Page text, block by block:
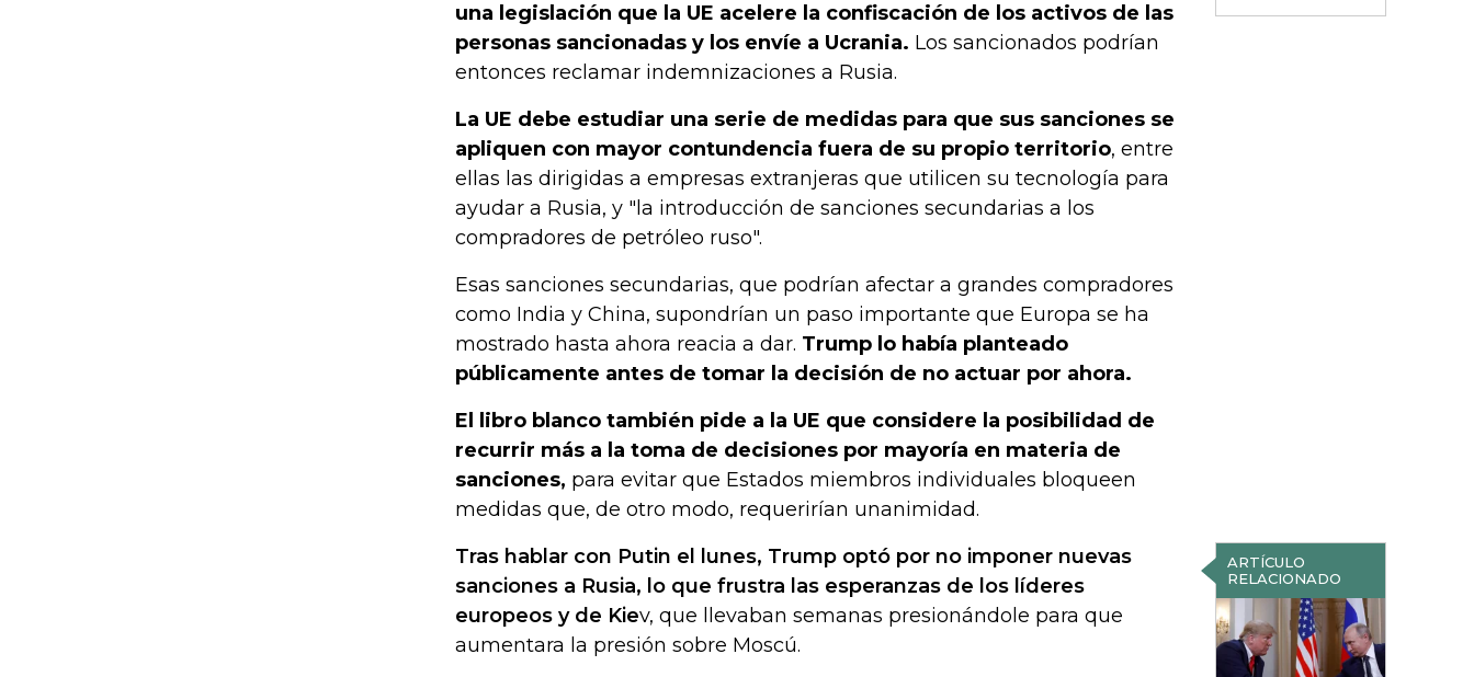
una legislación que la UE acelere la confiscación de los activos de las
personas sancionadas y los envíe a Ucrania. Los sancionados podrían
entonces reclamar indemnizaciones a Rusia.
La UE debe estudiar una serie de medidas para que sus sanciones se
apliquen con mayor contundencia fuera de su propio territorio, entre
ellas las dirigidas a empresas extranjeras que utilicen su tecnología para
ayudar a Rusia, y "la introducción de sanciones secundarias a los
compradores de petróleo ruso".
Esas sanciones secundarias, que podrían afectar a grandes compradores
como India y China, supondrían un paso importante que Europa se ha
mostrado hasta ahora reacia a dar. Trump lo había planteado
públicamente antes de tomar la decisión de no actuar por ahora.
El libro blanco también pide a la UE que considere la posibilidad de
recurrir más a la toma de decisiones por mayoría en materia de
sanciones, para evitar que Estados miembros individuales bloqueen
medidas que, de otro modo, requerirían unanimidad.
ARTÍCULO
RELACIONADO
Tras hablar con Putin el lunes, Trump optó por no imponer nuevas
sanciones a Rusia, lo que frustra las esperanzas de los líderes
europeos y de Kiev, que llevaban semanas presionándole para que
aumentara la presión sobre Moscú.